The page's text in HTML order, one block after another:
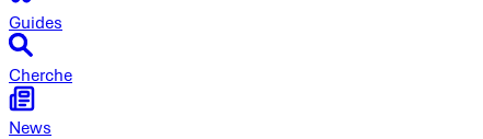
Guides
Cherche
News